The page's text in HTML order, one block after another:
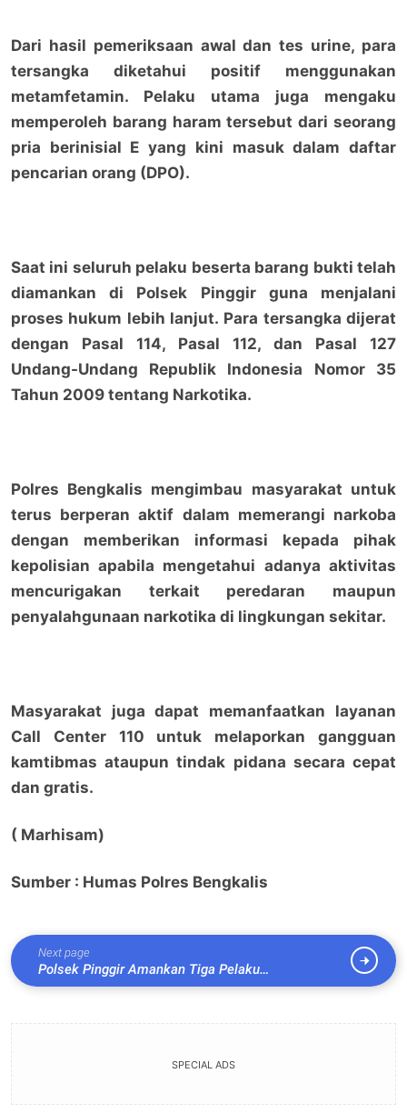
Dari hasil pemeriksaan awal dan tes urine, para
tersangka diketahui positif menggunakan
metamfetamin. Pelaku utama juga mengaku
memperoleh barang haram tersebut dari seorang
pria berinisial E yang kini masuk dalam daftar
pencarian orang (DPO).
Saat ini seluruh pelaku beserta barang bukti telah
diamankan di Polsek Pinggir guna menjalani
proses hukum lebih lanjut. Para tersangka dijerat
dengan Pasal 114, Pasal 112, dan Pasal 127
Undang-Undang Republik Indonesia Nomor 35
Tahun 2009 tentang Narkotika.
Polres Bengkalis mengimbau masyarakat untuk
terus berperan aktif dalam memerangi narkoba
dengan memberikan informasi kepada pihak
kepolisian apabila mengetahui adanya aktivitas
mencurigakan terkait peredaran maupun
penyalahgunaan narkotika di lingkungan sekitar.
Masyarakat juga dapat memanfaatkan layanan
Call Center 110 untuk melaporkan gangguan
kamtibmas ataupun tindak pidana secara cepat
dan gratis.
( Marhisam)
Sumber : Humas Polres Bengkalis
Next page
Polsek Pinggir Amankan Tiga Pelaku
Penyalahgunaan Sabu di Kafe Remang-Remang
SPECIAL ADS